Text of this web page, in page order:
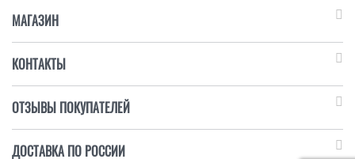
МАГАЗИН
КОНТАКТЫ
ОТЗЫВЫ ПОКУПАТЕЛЕЙ
ДОСТАВКА ПО РОССИИ